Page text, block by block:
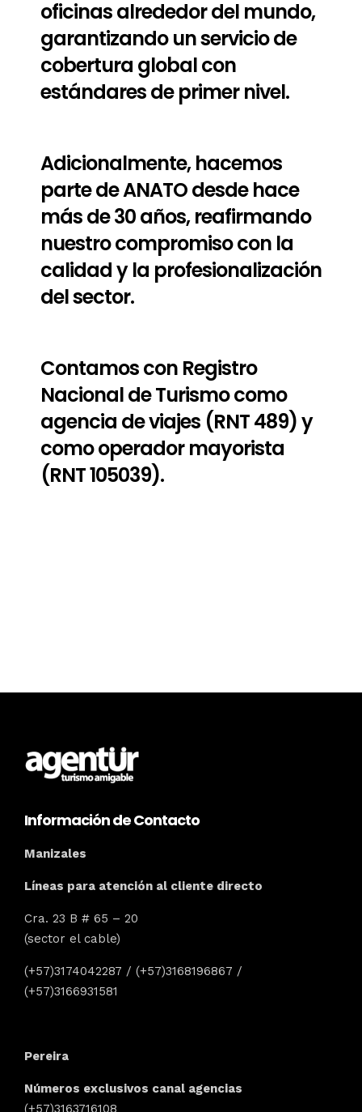
oficinas alrededor del mundo,
garantizando un servicio de
cobertura global con
estándares de primer nivel.
Adicionalmente, hacemos
parte de ANATO desde hace
más de 30 años, reafirmando
nuestro compromiso con la
calidad y la profesionalización
del sector.
Contamos con Registro
Nacional de Turismo como
agencia de viajes (RNT 489) y
como operador mayorista
(RNT 105039).
Información de Contacto
Manizales
Líneas para atención al cliente directo
Cra. 23 B # 65 – 20
(sector el cable)
(+57)3174042287 / (+57)3168196867 /
(+57)3166931581
Pereira
Números exclusivos canal agencias
(+57)3163716108